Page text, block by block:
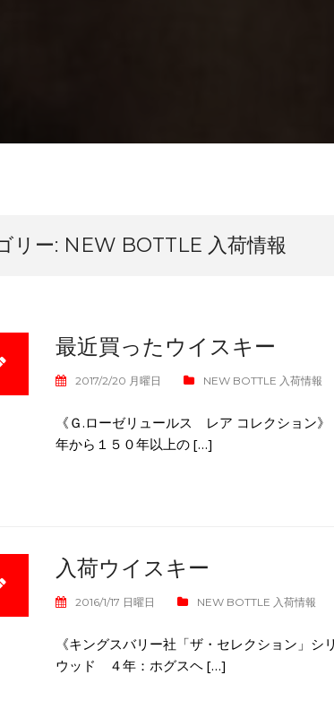
リー: NEW BOTTLE 入荷情報
最近買ったウイスキー
2017/2/20 月曜日 NEW BOTTLE 入荷情報
《Ｇ.ローゼリュールス レア コレクション
年から１５０年以上の […]
入荷ウイスキー
2016/1/17 日曜日 NEW BOTTLE 入荷情報
《キングスバリー社「ザ・セレクション」
ウッド ４年：ホグスヘ […]